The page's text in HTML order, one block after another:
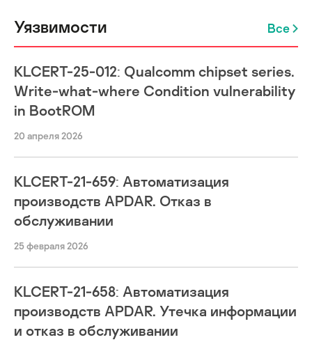
Уязвимости Все
KLCERT-25-012: Qualcomm chipset series.
Write-what-where Condition vulnerability
in BootROM
20 апреля 2026
KLCERT-21-659: Автоматизация
производств APDAR. Отказ в
обслуживании
25 февраля 2026
KLCERT-21-658: Автоматизация
производств APDAR. Утечка информации
и отказ в обслуживании